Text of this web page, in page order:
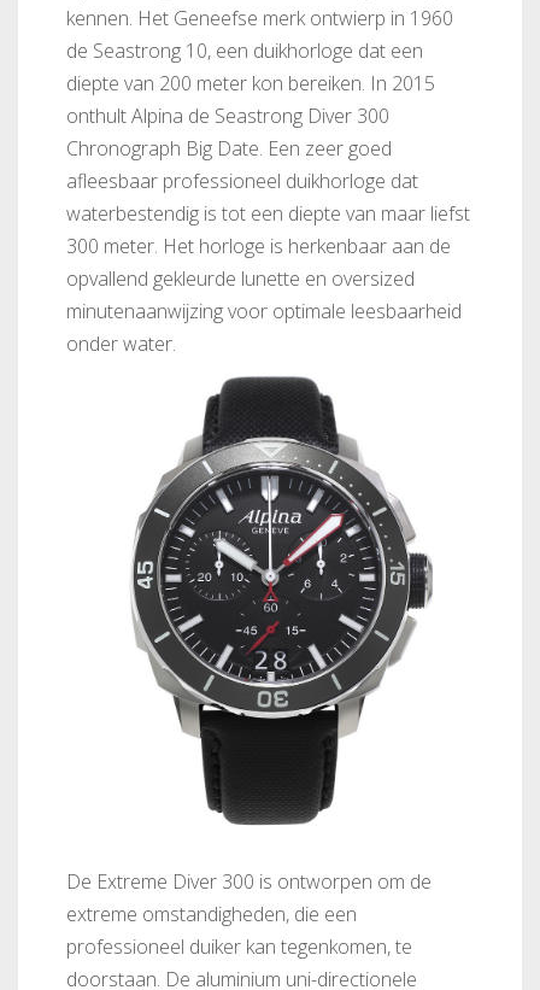
kennen. Het Geneefse merk ontwierp in 1960
de Seastrong 10, een duikhorloge dat een
diepte van 200 meter kon bereiken. In 2015
onthult Alpina de Seastrong Diver 300
Chronograph Big Date. Een zeer goed
afleesbaar professioneel duikhorloge dat
waterbestendig is tot een diepte van maar liefst
300 meter. Het horloge is herkenbaar aan de
opvallend gekleurde lunette en oversized
minutenaanwijzing voor optimale leesbaarheid
onder water.
De Extreme Diver 300 is ontworpen om de
extreme omstandigheden, die een
professioneel duiker kan tegenkomen, te
doorstaan. De aluminium uni-directionele